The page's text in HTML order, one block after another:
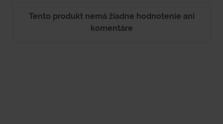
Tento produkt nemá žiadne hodnotenie ani
komentáre